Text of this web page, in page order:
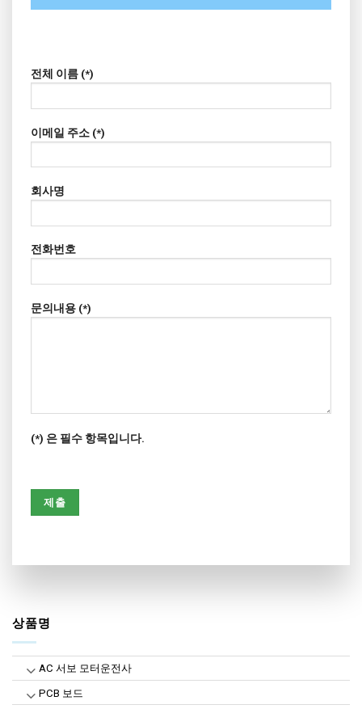
상품명
AC 서보 모터운전사
PCB 보드
전체 이름 (*)
이메일 주소 (*)
회사명
전화번호
문의내용 (*)
(*) 은 필수 항목입니다.